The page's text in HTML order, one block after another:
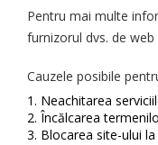
Pentru mai multe
furnizorul dvs. de web
Cauzele posibile
Neachitarea
Încălcarea
Blocarea site-ului